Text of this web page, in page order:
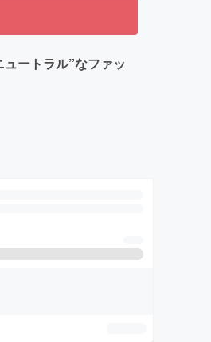
ートラル”なファッ